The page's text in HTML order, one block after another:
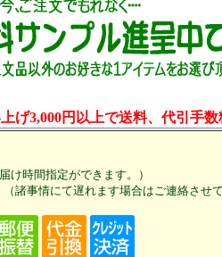
げ3,000円以上で送料、代引手数
け時間指定ができます。）
諸事情にて遅れます場合はご連絡させて